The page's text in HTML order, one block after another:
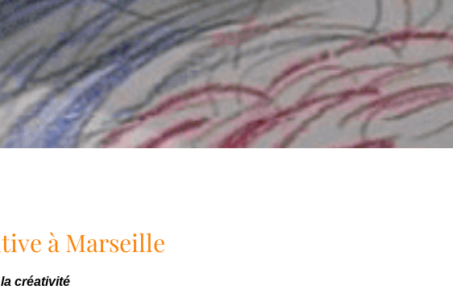
à Marseille
créativité